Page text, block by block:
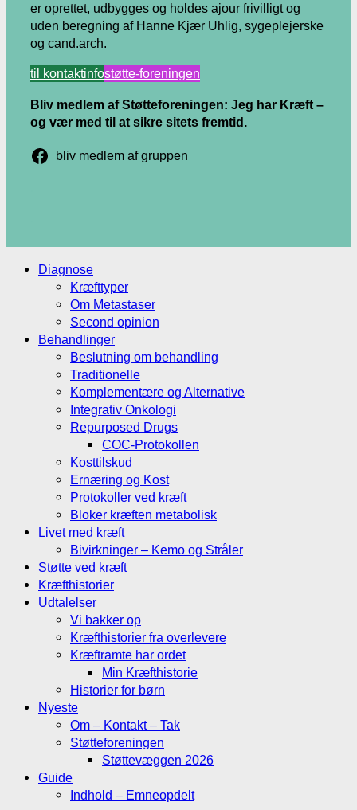
er oprettet, udbygges og holdes ajour frivilligt og
uden beregning af Hanne Kjær Uhlig, sygeplejerske
og cand.arch.
til kontaktinfostøtte-foreningen
Bliv medlem af Støtteforeningen: Jeg har Kræft –
og vær med til at sikre sitets fremtid.
bliv medlem af gruppen
Diagnose
Kræfttyper
Om Metastaser
Second opinion
Behandlinger
Beslutning om behandling
Traditionelle
Komplementære og Alternative
Integrativ Onkologi
Repurposed Drugs
COC-Protokollen
Kosttilskud
Ernæring og Kost
Protokoller ved kræft
Bloker kræften metabolisk
Livet med kræft
Bivirkninger – Kemo og Stråler
Støtte ved kræft
Kræfthistorier
Udtalelser
Vi bakker op
Kræfthistorier fra overlevere
Kræftramte har ordet
Min Kræfthistorie
Historier for børn
Nyeste
Om – Kontakt – Tak
Støtteforeningen
Støttevæggen 2026
Guide
Indhold – Emneopdelt